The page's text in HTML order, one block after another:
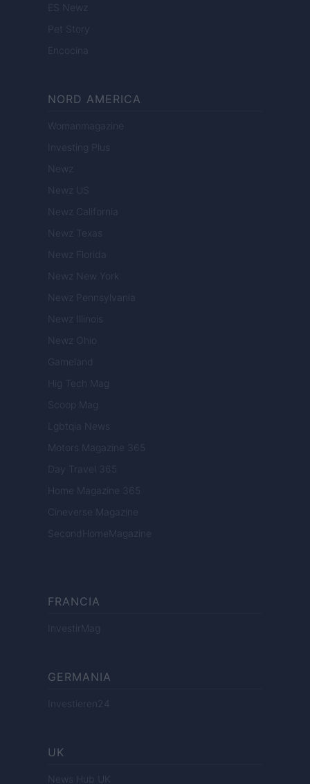
ES Newz
Pet Story
Encocina
NORD AMERICA
Womanmagazine
Investing Plus
Newz
Newz US
Newz California
Newz Texas
Newz Florida
Newz New York
Newz Pennsylvania
Newz Illinois
Newz Ohio
Gameland
Hig Tech Mag
Scoop Mag
Lgbtqia News
Motors Magazine 365
Day Travel 365
Home Magazine 365
Cineverse Magazine
SecondHomeMagazine
FRANCIA
InvestirMag
GERMANIA
Investieren24
UK
News Hub UK